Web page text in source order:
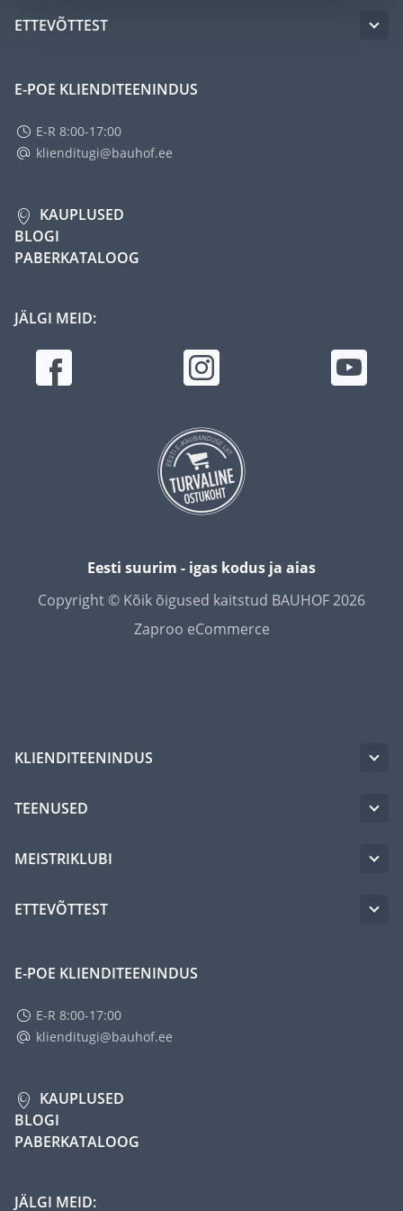
ETTEVÕTTEST
E-POE KLIENDITEENINDUS
E-R 8:00-17:00
klienditugi@bauhof.ee
KAUPLUSED
BLOGI
PABERKATALOOG
JÄLGI MEID:
Eesti suurim - igas kodus ja aias
Copyright © Kõik õigused kaitstud BAUHOF 2026
Zaproo eCommerce
KLIENDITEENINDUS
TEENUSED
MEISTRIKLUBI
ETTEVÕTTEST
E-POE KLIENDITEENINDUS
E-R 8:00-17:00
klienditugi@bauhof.ee
KAUPLUSED
BLOGI
PABERKATALOOG
JÄLGI MEID: